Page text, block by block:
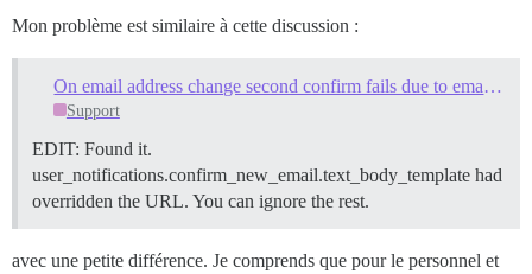
Mon problème est similaire à cette discussion :
On email address change second confirm fails due to email customization
Support
EDIT: Found it.
user_notifications.confirm_new_email.text_body_template had
overridden the URL. You can ignore the rest.
avec une petite différence. Je comprends que pour le personnel et